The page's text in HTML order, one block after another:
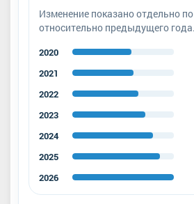
Изменение показано отдельно
относительно предыдущего года.
2020
2021
2022
2023
2024
2025
2026